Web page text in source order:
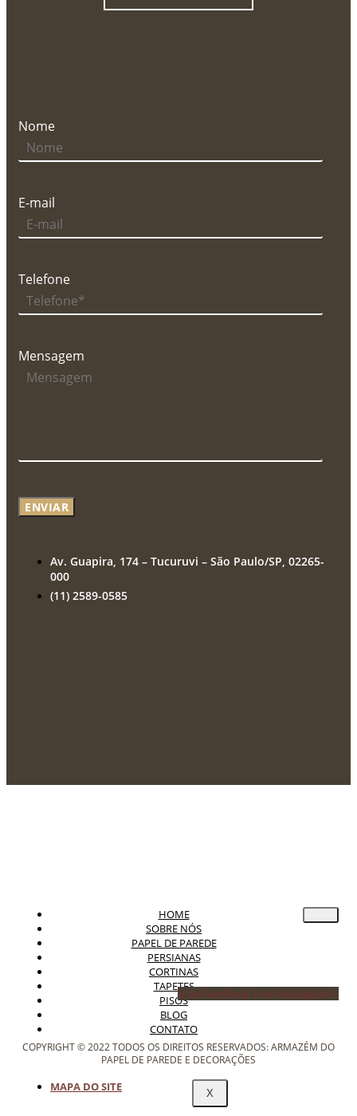
Nome
E-mail
Telefone
Mensagem
ENVIAR
Av. Guapira, 174 – Tucuruvi – São Paulo/SP, 02265-
000
(11) 2589-0585
HOME
SOBRE NÓS
PAPEL DE PAREDE
PERSIANAS
CORTINAS
TAPETES
PISOS
BLOG
CONTATO
X
Icon-facebook Icon-instagram-1
COPYRIGHT © 2022 TODOS OS DIREITOS RESERVADOS: ARMAZÉM DO
PAPEL DE PAREDE E DECORAÇÕES
MAPA DO SITE